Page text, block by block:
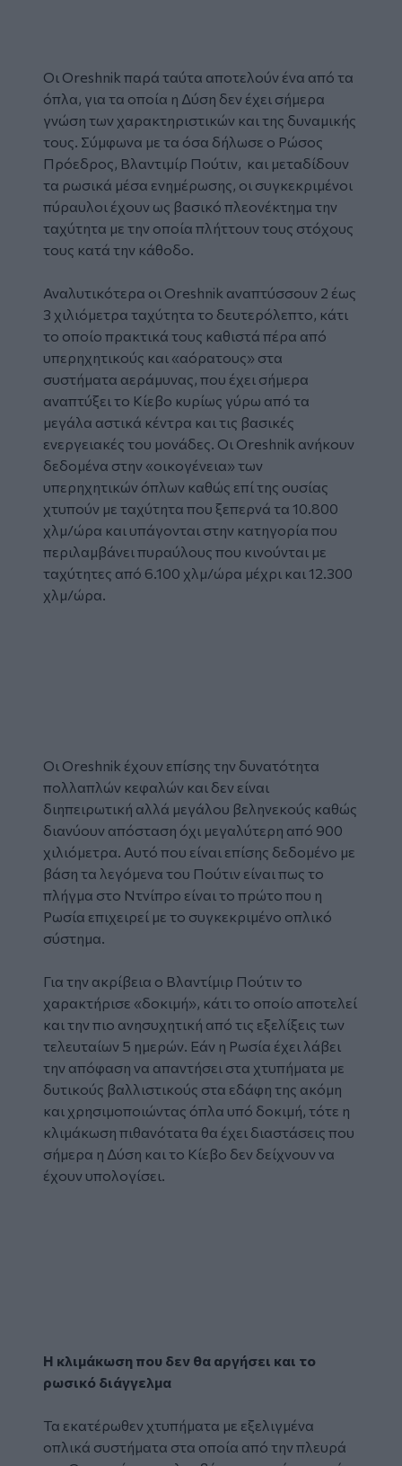
Οι Oreshnik παρά ταύτα αποτελούν ένα από τα
όπλα, για τα οποία η Δύση δεν έχει σήμερα
γνώση των χαρακτηριστικών και της δυναμικής
τους. Σύμφωνα με τα όσα δήλωσε ο Ρώσος
Πρόεδρος, Βλαντιμίρ Πούτιν, και μεταδίδουν
τα ρωσικά μέσα ενημέρωσης, οι συγκεκριμένοι
πύραυλοι έχουν ως βασικό πλεονέκτημα την
ταχύτητα με την οποία πλήττουν τους στόχους
τους κατά την κάθοδο.
Αναλυτικότερα οι Oreshnik αναπτύσσουν 2 έως
3 χιλιόμετρα ταχύτητα το δευτερόλεπτο, κάτι
το οποίο πρακτικά τους καθιστά πέρα από
υπερηχητικούς και «αόρατους» στα
συστήματα αεράμυνας, που έχει σήμερα
αναπτύξει το Κίεβο κυρίως γύρω από τα
μεγάλα αστικά κέντρα και τις βασικές
ενεργειακές του μονάδες. Οι Oreshnik ανήκουν
δεδομένα στην «οικογένεια» των
υπερηχητικών όπλων καθώς επί της ουσίας
χτυπούν με ταχύτητα που ξεπερνά τα 10.800
χλμ/ώρα και υπάγονται στην κατηγορία που
περιλαμβάνει πυραύλους που κινούνται με
ταχύτητες από 6.100 χλμ/ώρα μέχρι και 12.300
χλμ/ώρα.
Οι Oreshnik έχουν επίσης την δυνατότητα
πολλαπλών κεφαλών και δεν είναι
διηπειρωτική αλλά μεγάλου βεληνεκούς καθώς
διανύουν απόσταση όχι μεγαλύτερη από 900
χιλιόμετρα. Αυτό που είναι επίσης δεδομένο με
βάση τα λεγόμενα του Πούτιν είναι πως το
πλήγμα στο Ντνίπρο είναι το πρώτο που η
Ρωσία επιχειρεί με το συγκεκριμένο οπλικό
σύστημα.
Για την ακρίβεια ο Βλαντίμιρ Πούτιν το
χαρακτήρισε «δοκιμή», κάτι το οποίο αποτελεί
και την πιο ανησυχητική από τις εξελίξεις των
τελευταίων 5 ημερών. Εάν η Ρωσία έχει λάβει
την απόφαση να απαντήσει στα χτυπήματα με
δυτικούς βαλλιστικούς στα εδάφη της ακόμη
και χρησιμοποιώντας όπλα υπό δοκιμή, τότε η
κλιμάκωση πιθανότατα θα έχει διαστάσεις που
σήμερα η Δύση και το Κίεβο δεν δείχνουν να
έχουν υπολογίσει.
Η κλιμάκωση που δεν θα αργήσει και το
ρωσικό διάγγελμα
Τα εκατέρωθεν χτυπήματα με εξελιγμένα
οπλικά συστήματα στα οποία από την πλευρά